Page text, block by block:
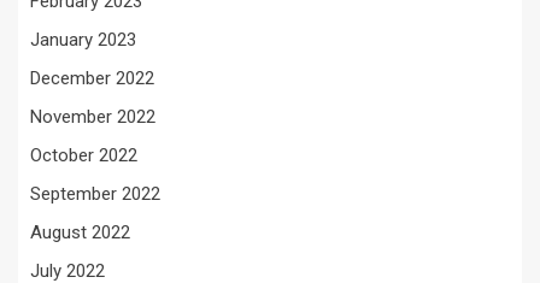
January 2023
December 2022
November 2022
October 2022
September 2022
August 2022
July 2022